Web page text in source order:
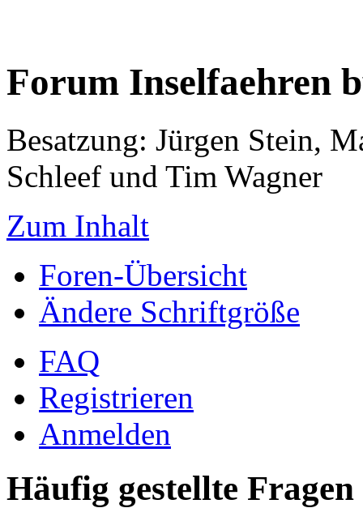
Forum Inselfaehren
Besatzung: Jürgen Stein,
Schleef und Tim Wagner
Zum Inhalt
Foren-Übersicht
Ändere Schriftgröße
FAQ
Registrieren
Anmelden
Häufig gestellte Fragen